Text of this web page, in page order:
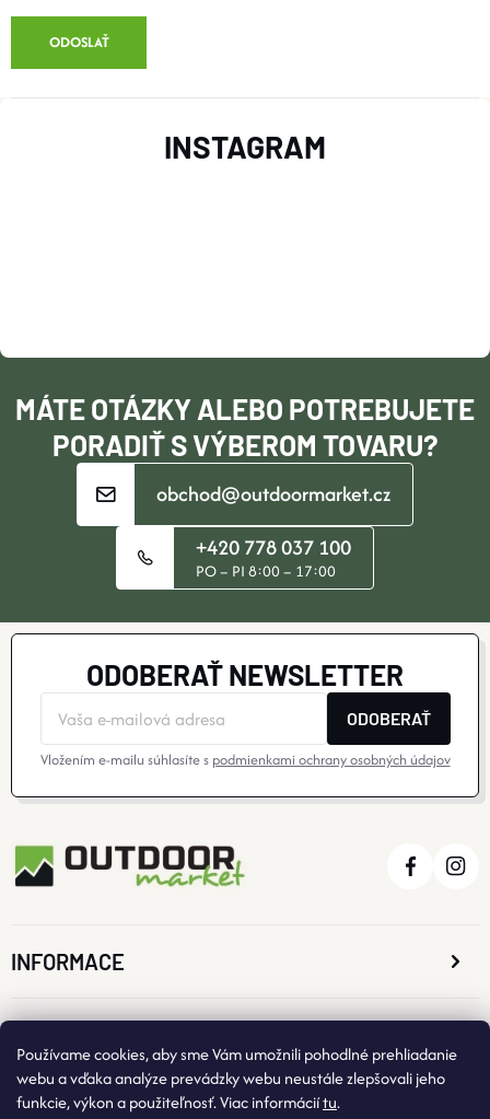
Používame cookies, aby sme Vám umožnili pohodlné prehliadanie
webu a vďaka analýze prevádzky webu neustále zlepšovali jeho
funkcie, výkon a použiteľnosť. Viac informáciítu.
ODOSLAŤ
T
MÁTE OTÁZKY ALEBO POTREBUJETE
PORADIŤ S VÝBEROM TOVARU?
obchod@outdoormarket.cz
+420 778 037 100
PO – PI 8:00 – 17:00
INSTAGRAM
ODOBERAŤ NEWSLETTER
ODOBERAŤ
Vložením e-mailu súhlasíte s podmienkami ochrany osobných údajov
INFORMACE
KONTAKTNÉ ÚDAJE